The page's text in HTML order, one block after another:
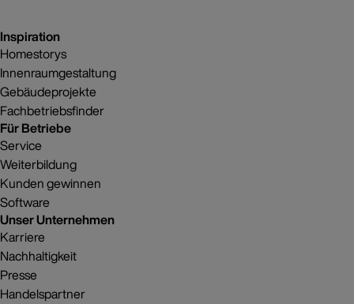
Inspiration
Homestorys
Innenraumgestaltung
Gebäudeprojekte
Fachbetriebsfinder
Für Betriebe
Service
Weiterbildung
Kunden gewinnen
Software
Unser Unternehmen
Karriere
Nachhaltigkeit
Presse
Handelspartner